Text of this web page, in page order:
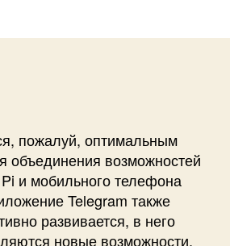
в
л
е
и
е
пожалуй, оптимальным
объединения возможностей
и мобильного телефона
Telegram также
развивается, в него
новые возможности,